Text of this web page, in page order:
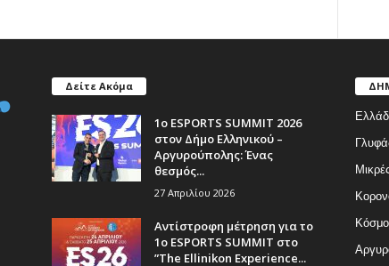
Δείτε Ακόμα
1ο ESPORTS SUMMIT 2026
στον Δήμο Ελληνικού –
Αργυρούπολης: Ένας
θεσμός...
27 Απριλίου 2026
Αντίστροφη μέτρηση για το
1ο ESPORTS SUMMIT στο
”The Ellinikon Experience...